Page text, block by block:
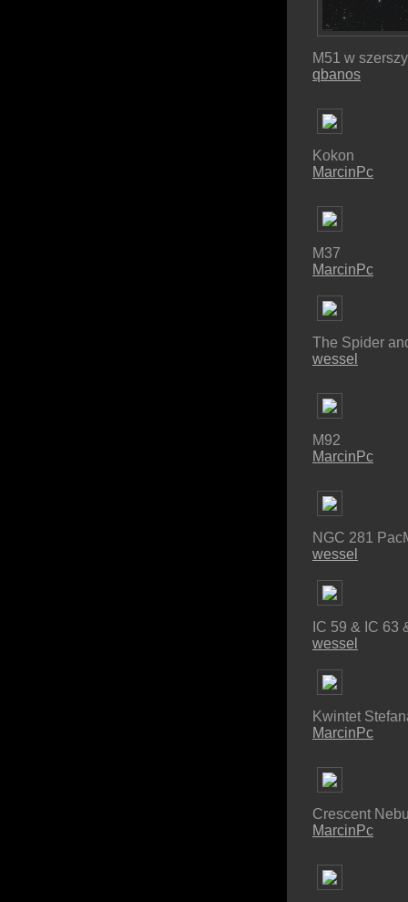
M51 w
qbanos
Kokon
MarcinPc
M37
MarcinPc
The Spider
wessel
M92
MarcinPc
NGC 281
wessel
IC 59 & IC 63
wessel
Kwintet
MarcinPc
Crescent
MarcinPc